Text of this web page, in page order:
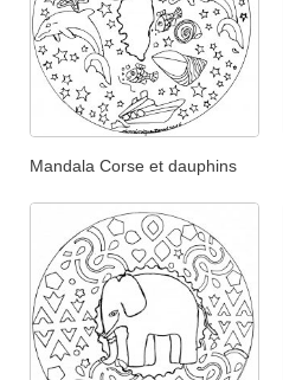
Mandala Corse et dauphins